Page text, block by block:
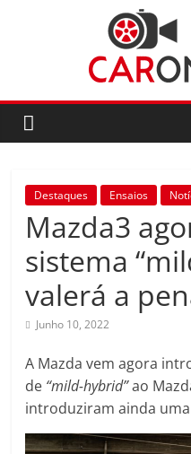
CarOnline.TV
Ensaios
Automóvel
em
Português
Destaques Ensaios
Mazda3
sistema
valerá a
Junho 10, 2022
A Mazda vem agora
de “mild-hybrid”ao
introduziram ainda